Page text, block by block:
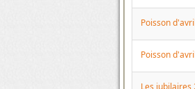
Poisson
Poisson